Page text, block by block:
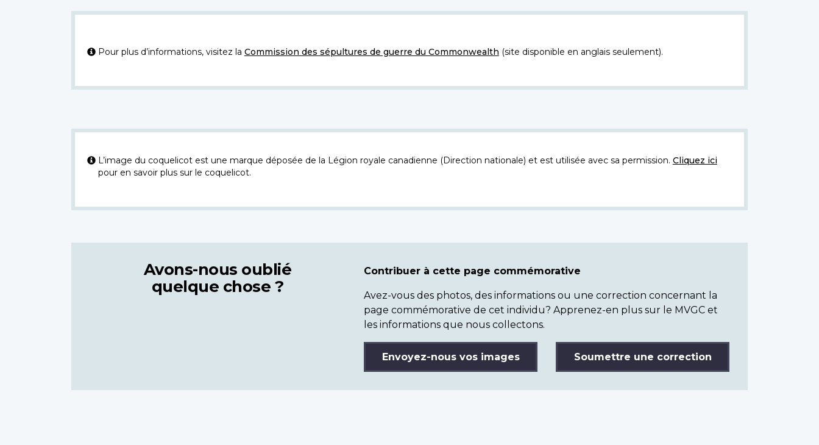
Pour plus d’informations, visitez la Commission des sépultures de guerre du Commonwealth (site disponible en anglais seulement).
L’image du coquelicot est une marque déposée de la Légion royale canadienne (Direction nationale) et est utilisée avec sa permission. Cliquez ici
pour en savoir plus sur le coquelicot.
Avons-nous oublié
quelque chose ?
Contribuer à cette page commémorative
Avez-vous des photos, des informations ou une correction concernant la
page commémorative de cet individu? Apprenez-en plus sur le MVGC et
les informations que nous collectons.
Envoyez-nous vos images Soumettre une correction